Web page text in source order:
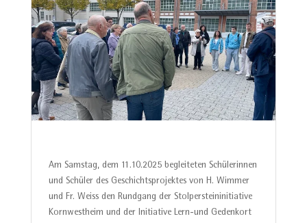
Am Samstag, dem 11.10.2025 begleiteten Schülerinnen
und Schüler des Geschichtsprojektes von H. Wimmer
und Fr. Weiss den Rundgang der Stolpersteininitiative
Kornwestheim und der Initiative Lern-und Gedenkort